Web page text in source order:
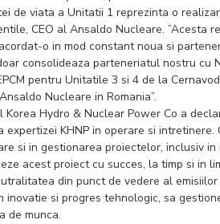
de viata a Unitatii 1 reprezinta o
CEO al Ansaldo Nucleare. ”Acesta
o in mod constant noua si
consolideaza parteneriatul nostru cu
pentru Unitatile 3 si 4 de la
Nucleare in Romania”.
Korea Hydro & Nuclear Power Co a
KHNP in operare si intretinere.
si in gestionarea proiectelor, inclusiv
acest proiect cu succes, la timp si in
din punct de vedere al
si progres tehnologic, sa
de munca.